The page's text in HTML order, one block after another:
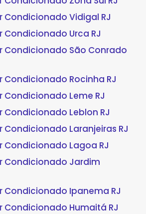
Condicionado Vidigal RJ
Condicionado Urca RJ
Condicionado São Conrado
Condicionado Rocinha RJ
Condicionado Leme RJ
Condicionado Leblon RJ
Condicionado Laranjeiras RJ
Condicionado Lagoa RJ
Condicionado Jardim
Condicionado Ipanema RJ
Condicionado Humaitá RJ